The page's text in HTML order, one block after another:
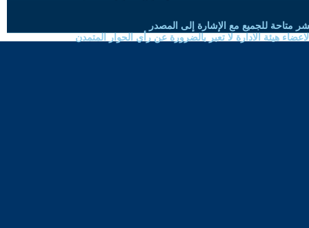
متاحة للجميع مع الإشارة إلى المصدر
هيئة الادارة لا تعبر بالضرورة عن رأي الحوار المتمدن